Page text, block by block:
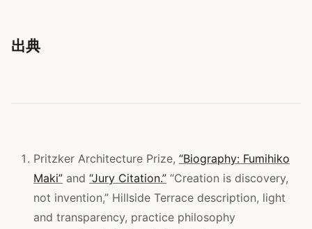
出典
Pritzker Architecture Prize, “Biography: Fumihiko
Maki” and “Jury Citation.” “Creation is discovery,
not invention,” Hillside Terrace description, light
and transparency, practice philosophy